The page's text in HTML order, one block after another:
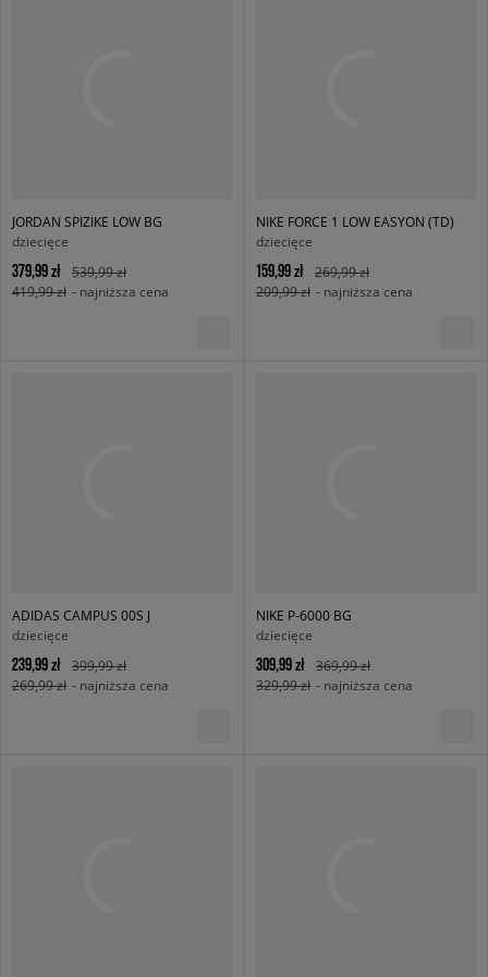
JORDAN SPIZIKE LOW BG
dziecięce
379,99 zł
539,99 zł
419,99 zł - najniższa cena
NIKE FORCE 1 LOW EASYON (TD)
dziecięce
159,99 zł
269,99 zł
209,99 zł - najniższa cena
ADIDAS CAMPUS 00S J
dziecięce
239,99 zł
399,99 zł
269,99 zł - najniższa cena
NIKE P-6000 BG
dziecięce
309,99 zł
369,99 zł
329,99 zł - najniższa cena